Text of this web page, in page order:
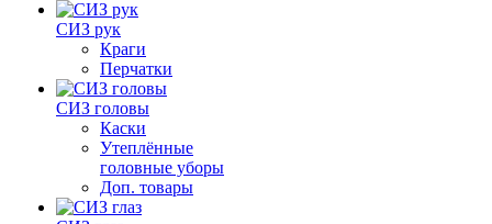
СИЗ рук
Краги
Перчатки
СИЗ головы
Каски
Утеплённые
головные уборы
Доп. товары